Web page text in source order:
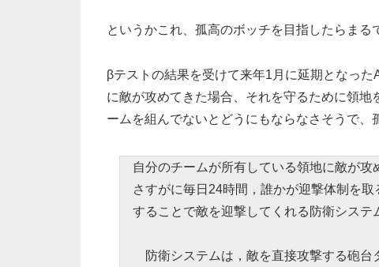
というかこれ、孤高のボッチを目指したらまる
βテストの結果を受けて来年1月に延期となっ
に敵が攻めてきた場合、それを守るために領
ームを組んでないとどうにもならなさそうで
自分のチームが所有している領地に敵が
さすがに毎日24時間，誰かが迎撃体制を
することで敵を迎撃してくれる防衛システ
防衛システムは，敵を直接攻撃する砲台